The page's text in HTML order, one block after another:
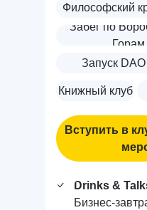
Философский
Забег по
Горам
Запуск DAO
Книжный клуб
Drinks &
Бизнес-
Вступить в